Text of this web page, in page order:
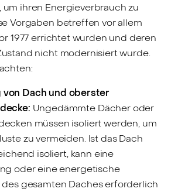
ihren Energieverbrauch zu
Vorgaben betreffen vor allem
1977 errichtet wurden und deren
nicht modernisiert wurde.
von Dach und oberster
Ungedämmte Dächer oder
müssen isoliert werden, um
zu vermeiden. Ist das Dach
isoliert, kann eine
oder eine energetische
gesamten Daches erforderlich